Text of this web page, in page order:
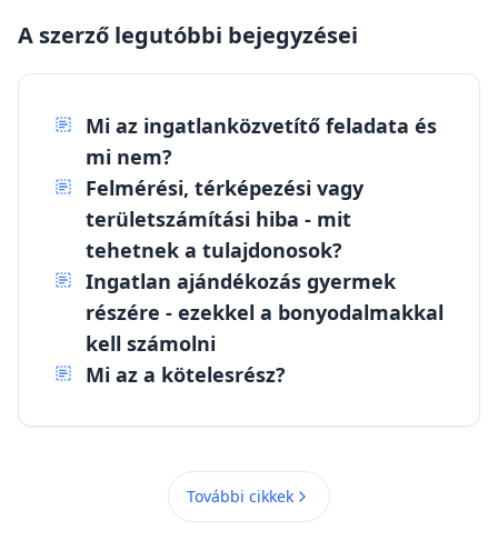
A szerző legutóbbi bejegyzései
Mi az ingatlanközvetítő feladata és
mi nem?
Felmérési, térképezési vagy
területszámítási hiba - mit
tehetnek a tulajdonosok?
Ingatlan ajándékozás gyermek
részére - ezekkel a bonyodalmakkal
kell számolni
Mi az a kötelesrész?
További cikkek